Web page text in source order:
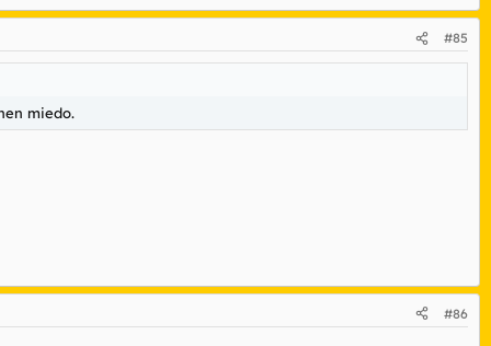
#85
miedo.
#86